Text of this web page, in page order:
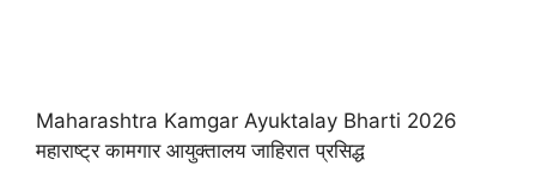
Maharashtra Kamgar Ayuktalay Bharti 2026
महाराष्ट्र कामगार आयुक्तालय जाहिरात प्रसिद्ध